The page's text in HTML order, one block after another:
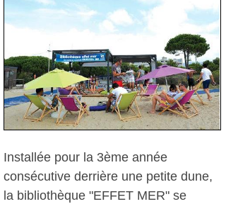
Installée pour la 3ème année
consécutive derrière une petite dune,
la bibliothèque "EFFET MER" se